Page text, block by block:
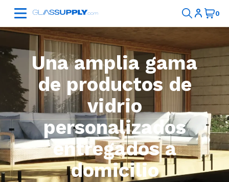
Una amplia gama
de productos de
vidrio
personalizados
entregados a
domicilio